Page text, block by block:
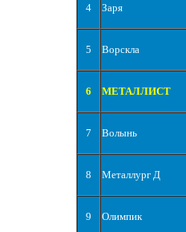
4 Заря
5 Ворскла
6 МЕТАЛЛИСТ
7 Волынь
8 Металлург Д
9 Олимпик